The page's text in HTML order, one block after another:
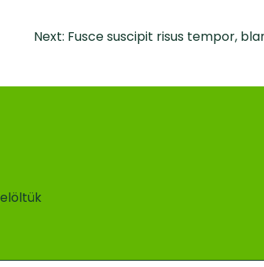
Next: Fusce suscipit risus tempor,